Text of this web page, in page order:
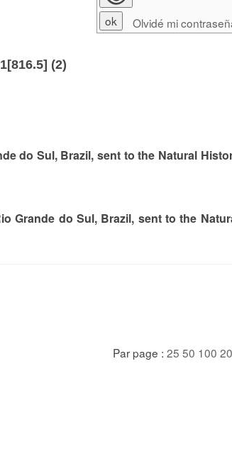
(2)
do Sul, Brazil, sent to the Natural
Grande do Sul, Brazil, sent to the
Par page : 25 50 100
Olvidé mi